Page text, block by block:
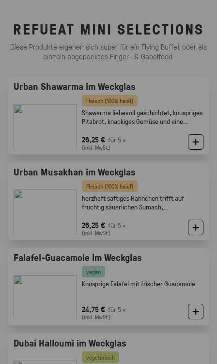
REFUEAT MINI SELECTIONS
Diese Produkte eigenen sich super für ein Flying Buffet oder als
einzeln abgepacktes Finger- & Gabelfood.
Urban Shawarma im Weckglas
Fleisch (100% halal)
Shawarma liebevoll geschichtet, knuspriges
Pitabrot, knackiges Gemüse und eine
26,25 € für 5 ×
(inkl. MwSt.)
Urban Musakhan im Weckglas
Fleisch (100% halal)
herzhaft saftiges Hähnchen trifft auf
fruchtig säuerlichen Sumach,
Röstaromen vom knusprigen Brot
26,25 € für 5 ×
(inkl. MwSt.)
Falafel-Guacamole im Weckglas
vegan
Knusprige Falafel mit frischer Guacamole
24,75 € für 5 ×
(inkl. MwSt.)
Dubai Halloumi im Weckglas
vegetarisch